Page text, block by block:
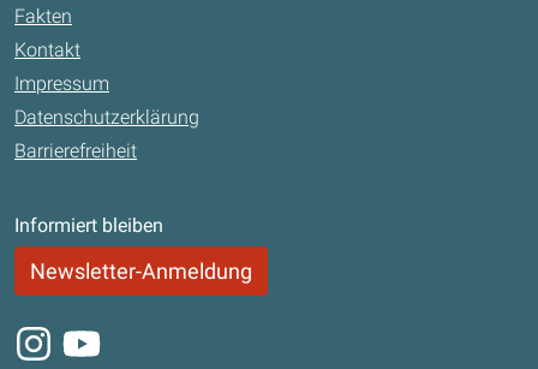
Fakten
Kontakt
Impressum
Datenschutzerklärung
Barrierefreiheit
Informiert bleiben
Newsletter-Anmeldung
Instagram
Youtube